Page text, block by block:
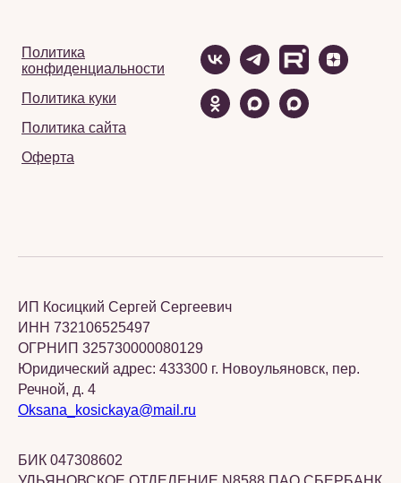
Политика
конфиденциальности
Политика куки
Политика сайта
Оферта
ИП Косицкий Сергей Сергеевич
ИНН 732106525497
ОГРНИП 325730000080129
Юридический адрес: 433300 г. Новоульяновск, пер.
Речной, д. 4
Oksana_kosickaya@mail.ru
БИК 047308602